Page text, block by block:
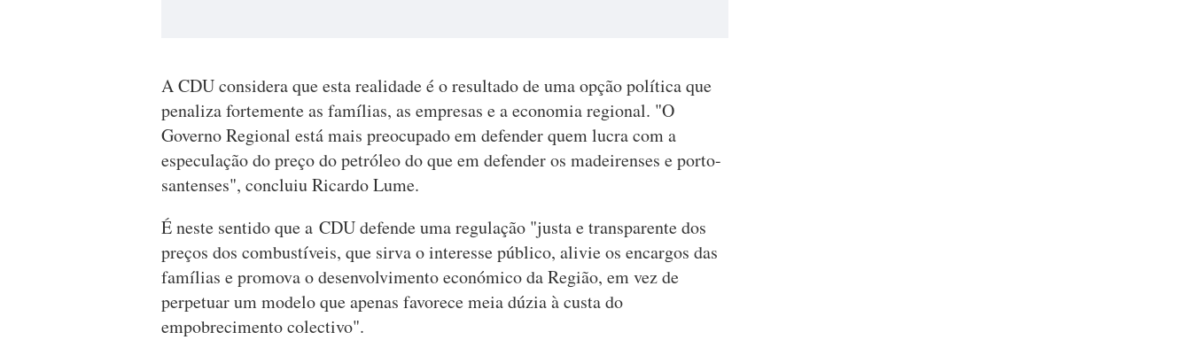
A CDU considera que esta realidade é o resultado de uma opção política que
penaliza fortemente as famílias, as empresas e a economia regional. "O
Governo Regional está mais preocupado em defender quem lucra com a
especulação do preço do petróleo do que em defender os madeirenses e porto-
santenses", concluiu Ricardo Lume.
É neste sentido que a CDU defende uma regulação "justa e transparente dos
preços dos combustíveis, que sirva o interesse público, alivie os encargos das
famílias e promova o desenvolvimento económico da Região, em vez de
perpetuar um modelo que apenas favorece meia dúzia à custa do
empobrecimento colectivo".